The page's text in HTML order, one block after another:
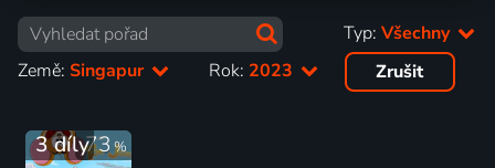
Typ: Všechny
Země: Singapur Rok: 2023 Zrušit
73 %
3 díly